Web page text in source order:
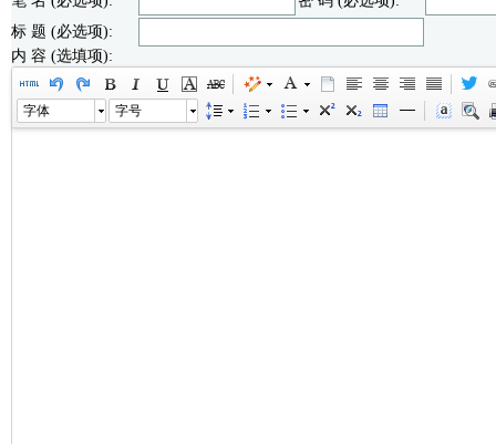
标 题 (必选项):
内 容 (选填项):
字体 字号